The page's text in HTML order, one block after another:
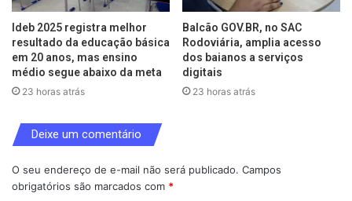
Ideb 2025 registra melhor
resultado da educação básica
em 20 anos, mas ensino
médio segue abaixo da meta
23 horas atrás
Balcão GOV.BR, no SAC
Rodoviária, amplia acesso
dos baianos a serviços
digitais
23 horas atrás
Deixe um comentário
O seu endereço de e-mail não será publicado. Campos
obrigatórios são marcados com *